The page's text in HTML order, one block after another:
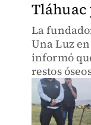
Tláhuac
La
Una Luz
informó
restos
como de